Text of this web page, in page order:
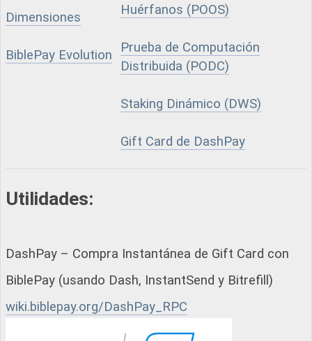
Dimensiones
BiblePay Evolution
Huérfanos (POOS)
Prueba de Computación
Distribuida (PODC)
Staking Dinámico (DWS)
Gift Card de DashPay
Utilidades:
DashPay – Compra Instantánea de Gift Card con
BiblePay (usando Dash, InstantSend y Bitrefill)
wiki.biblepay.org/DashPay_RPC